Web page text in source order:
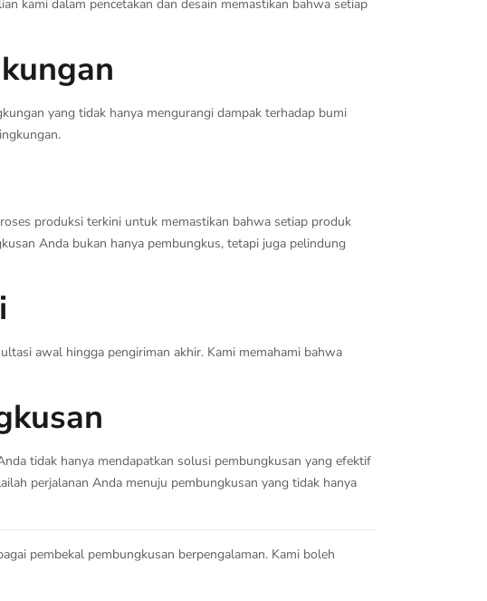
kami dalam pencetakan dan desain memastikan bahwa setiap
yang tidak hanya mengurangi dampak terhadap bumi
produksi terkini untuk memastikan bahwa setiap produk
Anda bukan hanya pembungkus, tetapi juga pelindung
awal hingga pengiriman akhir. Kami memahami bahwa
tidak hanya mendapatkan solusi pembungkusan yang efektif
perjalanan Anda menuju pembungkusan yang tidak hanya
pembekal pembungkusan berpengalaman. Kami boleh